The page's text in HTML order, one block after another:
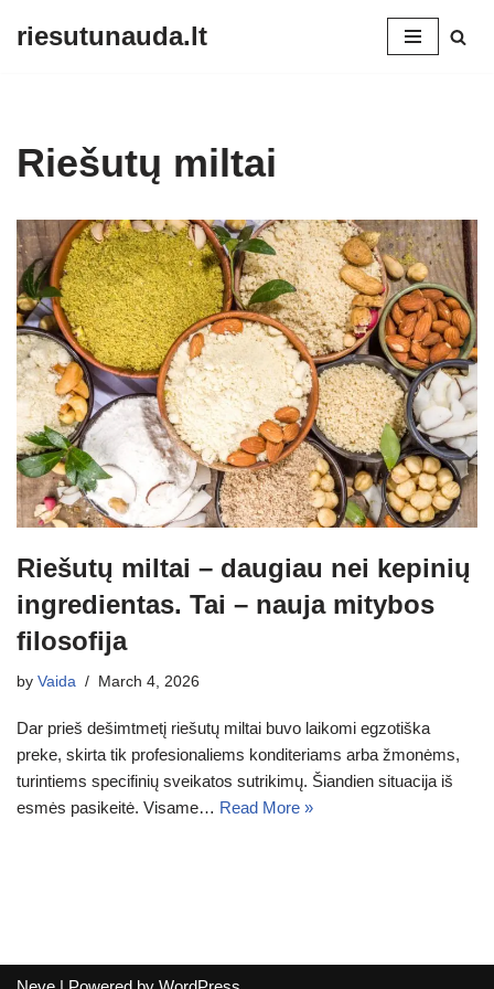
riesutunauda.lt
Riešutų miltai
Riešutų miltai – daugiau nei kepinių
ingredientas. Tai – nauja mitybos
filosofija
by Vaida March 4, 2026
Dar prieš dešimtmetį riešutų miltai buvo laikomi egzotiška
preke, skirta tik profesionaliems konditeriams arba žmonėms,
turintiems specifinių sveikatos sutrikimų. Šiandien situacija iš
esmės pasikeitė. Visame… Read More »